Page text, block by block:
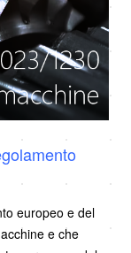
europeo e del
e che